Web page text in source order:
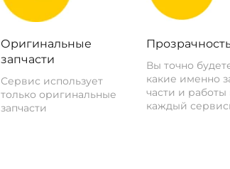
Оригинальные
запчасти
Сервис использует
только оригинальные
запчасти
Вы точно
какие именно
части и работы
каждый